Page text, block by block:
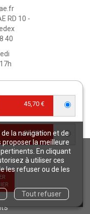
de la navigation et de
proposer la meilleure
En cliquant
à utiliser ces
les refuser ou de les
Tout refuser
45,70 €
30,99 €
RD 10 -
40
?